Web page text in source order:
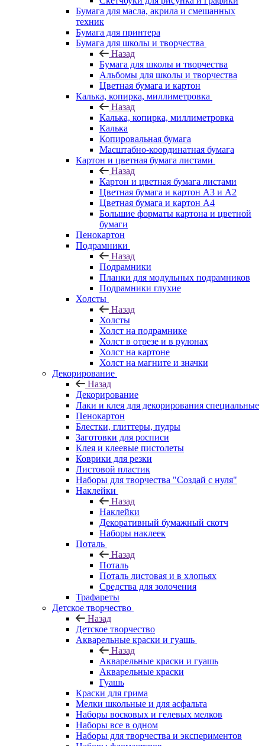
Бумага для масла, акрила и смешанных
техник
Бумага для принтера
Бумага для школы и творчества
Назад
Бумага для школы и творчества
Альбомы для школы и творчества
Цветная бумага и картон
Калька, копирка, миллиметровка
Назад
Калька, копирка, миллиметровка
Калька
Копировальная бумага
Масштабно-координатная бумага
Картон и цветная бумага листами
Назад
Картон и цветная бумага листами
Цветная бумага и картон А3 и А2
Цветная бумага и картон А4
Большие форматы картона и цветной
бумаги
Пенокартон
Подрамники
Назад
Подрамники
Планки для модульных подрамников
Подрамники глухие
Холсты
Назад
Холсты
Холст на подрамнике
Холст в отрезе и в рулонах
Холст на картоне
Холст на магните и значки
Декорирование
Назад
Декорирование
Лаки и клея для декорирования специальные
Пенокартон
Блестки, глиттеры, пудры
Заготовки для росписи
Клея и клеевые пистолеты
Коврики для резки
Листовой пластик
Наборы для творчества "Создай с нуля"
Наклейки
Назад
Наклейки
Декоративный бумажный скотч
Наборы наклеек
Поталь
Назад
Поталь
Поталь листовая и в хлопьях
Средства для золочения
Трафареты
Детское творчество
Назад
Детское творчество
Акварельные краски и гуашь
Назад
Акварельные краски и гуашь
Акварельные краски
Гуашь
Краски для грима
Мелки школьные и для асфальта
Наборы восковых и гелевых мелков
Наборы все в одном
Наборы для творчества и экспериментов